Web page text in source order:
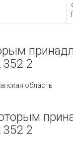
352 2
область
352 2